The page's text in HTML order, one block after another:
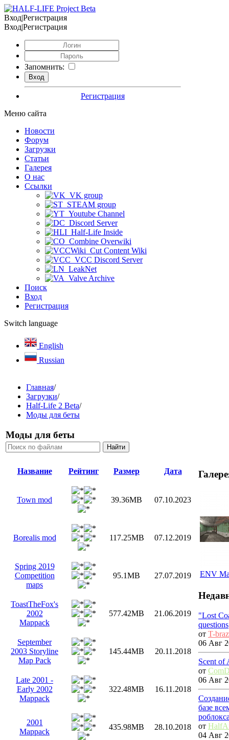
Вход|Регистрация
Вход|Регистрация
Запомнить:
Регистрация
Меню сайта
Новости
Форум
Загрузки
Статьи
Галерея
О нас
Ссылки
VK group
STEAM group
Youtube Channel
Discord Server
Half-Life Inside
Combine Overwiki
Cut Content Wiki
VCC Discord Server
LeakNet
Valve Archive
Поиск
Вход
Регистрация
Switch language
English
Russian
Главная/
Загрузки/
Half-Life 2 Beta/
Моды для беты
Моды для беты
Название Рейтинг Размер Дата
Town mod 39.36MB 07.10.2023
Borealis mod 117.25MB 07.12.2019
Spring 2019
Competition
maps
95.1MB 27.07.2019
ToastTheFox's
2002
Mappack
577.42MB 21.06.2019
September
2003 Storyline
Map Pack
145.44MB 20.11.2018
Late 2001 -
Early 2002
Mappack
322.48MB 16.11.2018
2001
Mappack
435.98MB 28.10.2018
ENV
"Lost
questions
от T-
06 Авг
Scent of
от
06 Авг
базе
от
04 Авг